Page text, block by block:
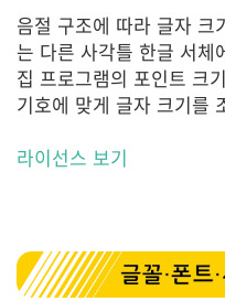
음절 구조에 따라 글자 크
는 다른 사각틀 한글 서체
집 프로그램의 포인트 크
기호에 맞게 글자 크기를
라이선스 보기